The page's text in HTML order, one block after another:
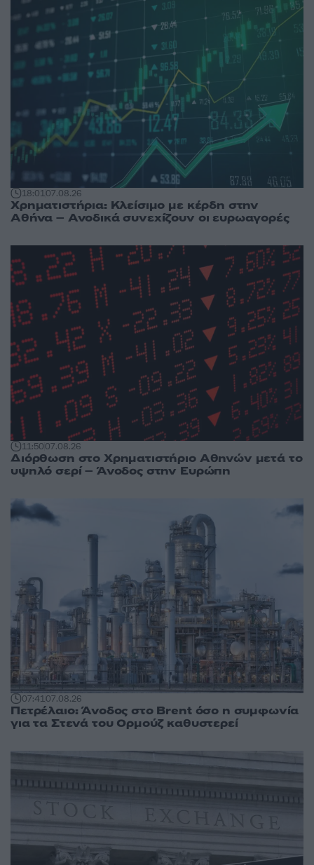
18:0107.08.26
Χρηματιστήρια: Κλείσιμο με κέρδη στην
Αθήνα – Ανοδικά συνεχίζουν οι ευρωαγορές
11:5007.08.26
Διόρθωση στο Χρηματιστήριο Αθηνών μετά το
υψηλό σερί – Άνοδος στην Ευρώπη
07:4107.08.26
Πετρέλαιο: Άνοδος στο Brent όσο η συμφωνία
για τα Στενά του Ορμούζ καθυστερεί